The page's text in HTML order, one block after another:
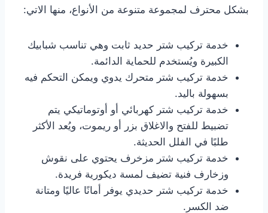
بشكل محترف لمجموعة متنوعة من الأنواع، منها الاتي:
خدمة تركيب شتر حديد ثابت وهي تناسب شبابيك
الكبيرة ويُستخدم للحماية الدائمة.
خدمة تركيب شتر متحرك يدوي ويمكن التحكم فيه
بسهولة باليد.
خدمة تركيب شتر كهربائي أو أوتوماتيكي يتم
تضبيط للفتح والاغلاق بزر أو ريموت، ويُعد الأكثر
طلبًا في الفلل الحديثة.
خدمة تركيب شتر مزخرف يحتوي على نقوش
وزخارف فنية تضيف لمسة ديكورية فريدة.
خدمة تركيب شتر حديدي يوفر أمانًا عاليًا ومتانة
ضد الكسر.